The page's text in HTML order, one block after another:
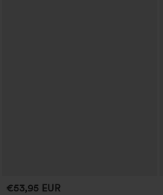
€53,95 EUR